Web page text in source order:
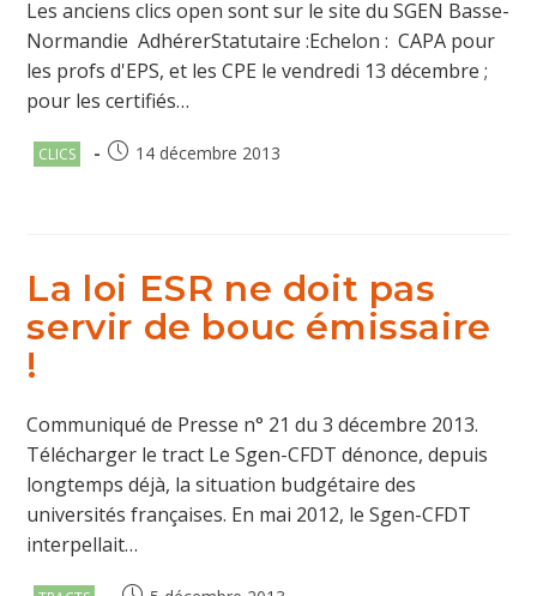
Les anciens clics open sont sur le site du SGEN Basse-
Normandie AdhérerStatutaire :Echelon : CAPA pour
les profs d'EPS, et les CPE le vendredi 13 décembre ;
pour les certifiés…
Post
CLICS
Publication
14 décembre 2013
La loi ESR ne doit pas
servir de bouc émissaire
!
Communiqué de Presse n° 21 du 3 décembre 2013.
Télécharger le tract Le Sgen-CFDT dénonce, depuis
longtemps déjà, la situation budgétaire des
universités françaises. En mai 2012, le Sgen-CFDT
interpellait…